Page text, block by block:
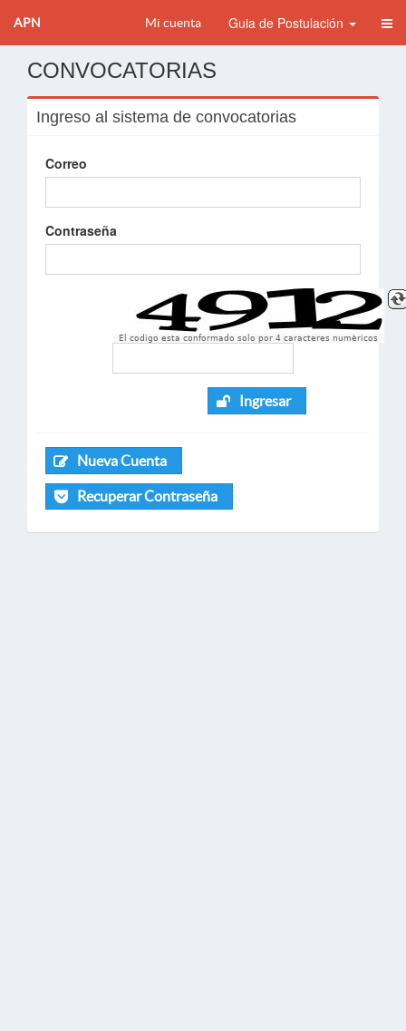
APN Mi cuenta Guia de Postulación
CONVOCATORIAS
Ingreso al sistema de convocatorias
Correo
Contraseña
El codigo esta conformado solo por 4 caracteres numèricos
Ingresar
Nueva Cuenta
Recuperar Contraseña